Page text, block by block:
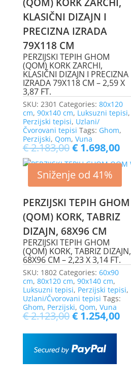
KLASIČNI DIZAJN I
PRECIZNA IZRADA
79X118 CM
PERZIJSKI TEPIH GHOM
(QOM) KORK ZARCHI,
KLASIČNI DIZAJN I PRECIZNA
IZRADA 79X118 CM – 2,59 X
3,87 FT.
SKU: 2301 Categories: 80x120
cm, 90x140 cm, Luksuzni tepisi,
Perzijski tepisi, Uzlani/
Čvorovani tepisi Tags: Ghom,
Perzijski, Qom, Vuna
€2.183,00€1.698,00
Sniženje od 41%
PERZIJSKI TEPIH GHOM
(QOM) KORK, TABRIZ
DIZAJN, 68X96 CM
PERZIJSKI TEPIH GHOM
(QOM) KORK, TABRIZ DIZAJN,
68X96 CM – 2,23 X 3,14 FT.
SKU: 1802 Categories: 60x90
cm, 80x120 cm, 90x140 cm,
Luksuzni tepisi, Perzijski tepisi,
Uzlani/Čvorovani tepisi Tags:
Ghom, Perzijski, Qom, Vuna
€2.123,00€1.254,00